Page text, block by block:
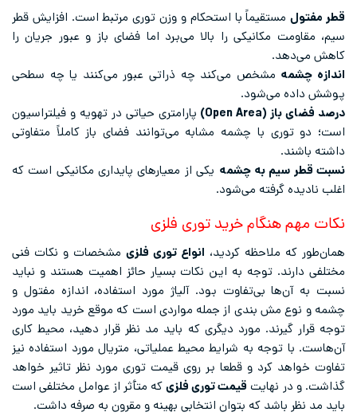
قطر مفتولمستقیماً با استحکام و وزن توری مرتبط است. افزایش قطر
سیم، مقاومت مکانیکی را بالا می‌برد اما فضای باز و عبور جریان را
کاهش می‌دهد.
اندازه چشمه مشخص می‌کند چه ذراتی عبور می‌کنند یا چه سطحی
پوشش داده می‌شود.
درصد فضای باز(Open Area)
پارامتری حیاتی در تهویه و فیلتراسیون
است؛ دو توری با چشمه مشابه می‌توانند فضای باز کاملاً متفاوتی
داشته باشند.
نسبت قطر سیم به چشمه یکی از معیارهای پایداری مکانیکی است که
اغلب نادیده گرفته می‌شود.
نکات مهم هنگام خرید توری فلزی
همان‌طور که ملاحظه کردید، انواع توری فلزی مشخصات و نکات فنی
مختلفی دارند. توجه به این نکات بسیار حائز اهمیت هستند و نباید
نسبت به آن‌‌ها بی‌تفاوت بود. آلیاژ مورد استفاده، اندازه مفتول و
چشمه و نوع مش بندی از جمله مواردی است که موقع خرید باید مورد
توجه قرار گیرند. مورد دیگری که باید مد نظر قرار دهید، محیط کاری
آن‌هاست. با توجه به شرایط محیط عملیاتی، متریال مورد استفاده نیز
تفاوت خواهد کرد و قطعا بر روی قیمت توری مورد نظر تاثیر خواهد
گذاشت. و در نهایت قیمت توری فلزیکه متأثر از عوامل مختلفی است
باید مد نظر باشد که بتوان انتخابی بهینه و مقرون به صرفه داشت.